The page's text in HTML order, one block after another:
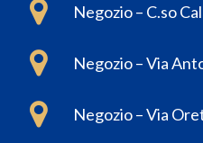
Negozio – C.so
Negozio – Via
Negozio – Via